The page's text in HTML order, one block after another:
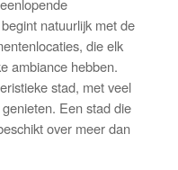
natuurlijk met de
die elk
ambiance hebben.
stad, met veel
Een stad die
over meer dan